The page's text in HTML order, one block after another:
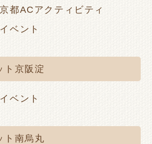
都ACアクティビティ
ベント
ト京阪淀
ベント
ト南烏丸